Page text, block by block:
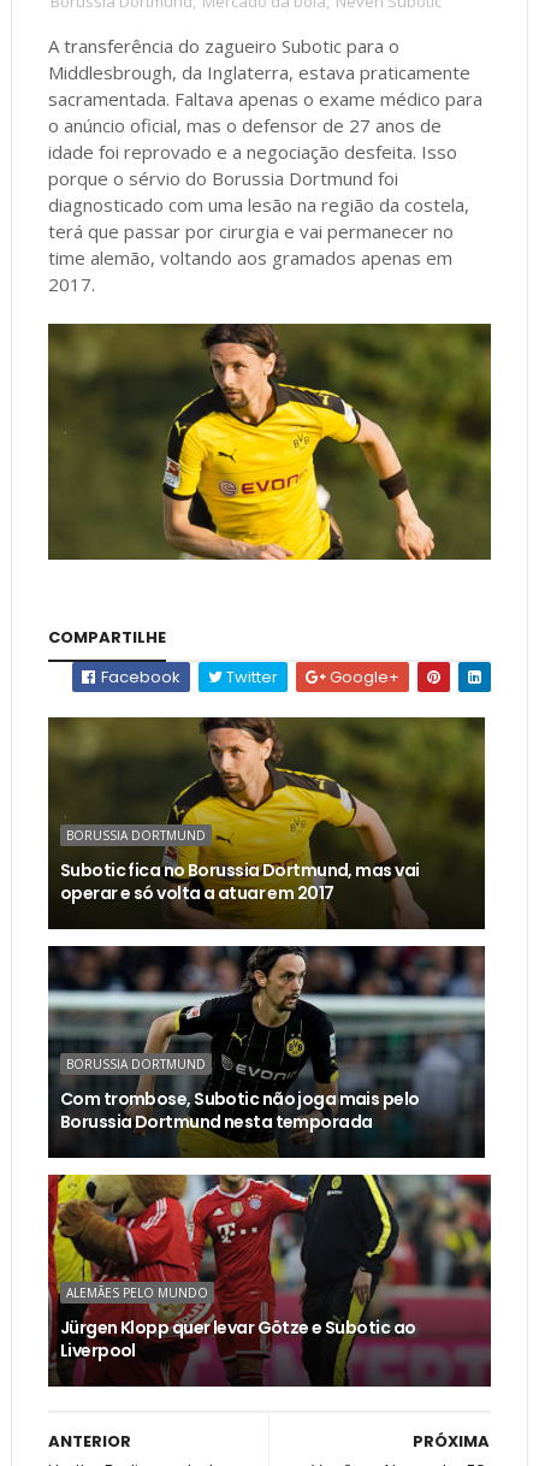
A transferência do zagueiro Subotic para o
Middlesbrough, da Inglaterra, estava praticamente
sacramentada. Faltava apenas o exame médico para
o anúncio oficial, mas o defensor de 27 anos de
idade foi reprovado e a negociação desfeita. Isso
porque o sérvio do Borussia Dortmund foi
diagnosticado com uma lesão na região da costela,
terá que passar por cirurgia e vai permanecer no
time alemão, voltando aos gramados apenas em
2017.
COMPARTILHE
Facebook
Twitter Google+
BORUSSIA DORTMUND
Subotic fica no Borussia Dortmund, mas vai
operar e só volta a atuar em 2017
BORUSSIA DORTMUND
Com trombose, Subotic não joga mais pelo
Borussia Dortmund nesta temporada
ALEMÃES PELO MUNDO
Jürgen Klopp quer levar Götze e Subotic ao
Liverpool
PRÓXIMA
ANTERIOR